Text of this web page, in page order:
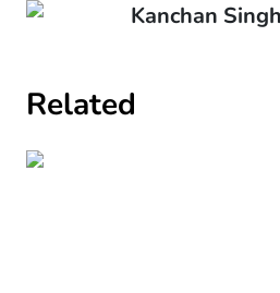
Kanchan Singh
Related